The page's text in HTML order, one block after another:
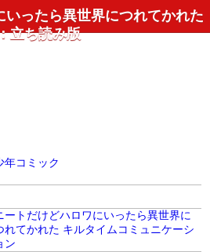
いったら異世界につれてかれた
立ち読み版
年コミック
ートだけどハロワにいったら異世界に
れてかれた キルタイムコミュニケーシ
ン